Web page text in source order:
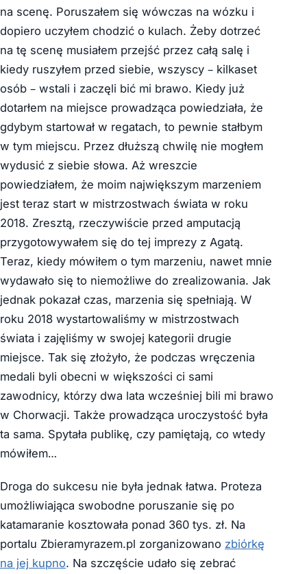
na scenę. Poruszałem się wówczas na wózku i
dopiero uczyłem chodzić o kulach. Żeby dotrzeć
na tę scenę musiałem przejść przez całą salę i
kiedy ruszyłem przed siebie, wszyscy – kilkaset
osób – wstali i zaczęli bić mi brawo. Kiedy już
dotarłem na miejsce prowadząca powiedziała, że
gdybym startował w regatach, to pewnie stałbym
w tym miejscu. Przez dłuższą chwilę nie mogłem
wydusić z siebie słowa. Aż wreszcie
powiedziałem, że moim największym marzeniem
jest teraz start w mistrzostwach świata w roku
2018. Zresztą, rzeczywiście przed amputacją
przygotowywałem się do tej imprezy z Agatą.
Teraz, kiedy mówiłem o tym marzeniu, nawet mnie
wydawało się to niemożliwe do zrealizowania. Jak
jednak pokazał czas, marzenia się spełniają. W
roku 2018 wystartowaliśmy w mistrzostwach
świata i zajęliśmy w swojej kategorii drugie
miejsce. Tak się złożyło, że podczas wręczenia
medali byli obecni w większości ci sami
zawodnicy, którzy dwa lata wcześniej bili mi brawo
w Chorwacji. Także prowadząca uroczystość była
ta sama. Spytała publikę, czy pamiętają, co wtedy
mówiłem…
Droga do sukcesu nie była jednak łatwa. Proteza
umożliwiająca swobodne poruszanie się po
katamaranie kosztowała ponad 360 tys. zł. Na
portalu Zbieramyrazem.pl zorganizowano zbiórkę
na jej kupno. Na szczęście udało się zebrać